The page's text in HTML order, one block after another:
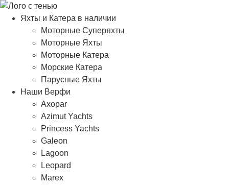
Яхты и Катера в наличии
Моторные Суперяхты
Моторные Яхты
Моторные Катера
Морские Катера
Парусные Яхты
Наши Верфи
Axopar
Azimut Yachts
Princess Yachts
Galeon
Lagoon
Leopard
Marex